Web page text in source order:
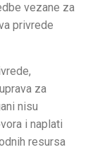
vezane za
privrede
za
nisu
i naplati
resursa